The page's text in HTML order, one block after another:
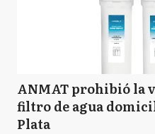
ANMAT prohibió la
filtro de agua
Plata